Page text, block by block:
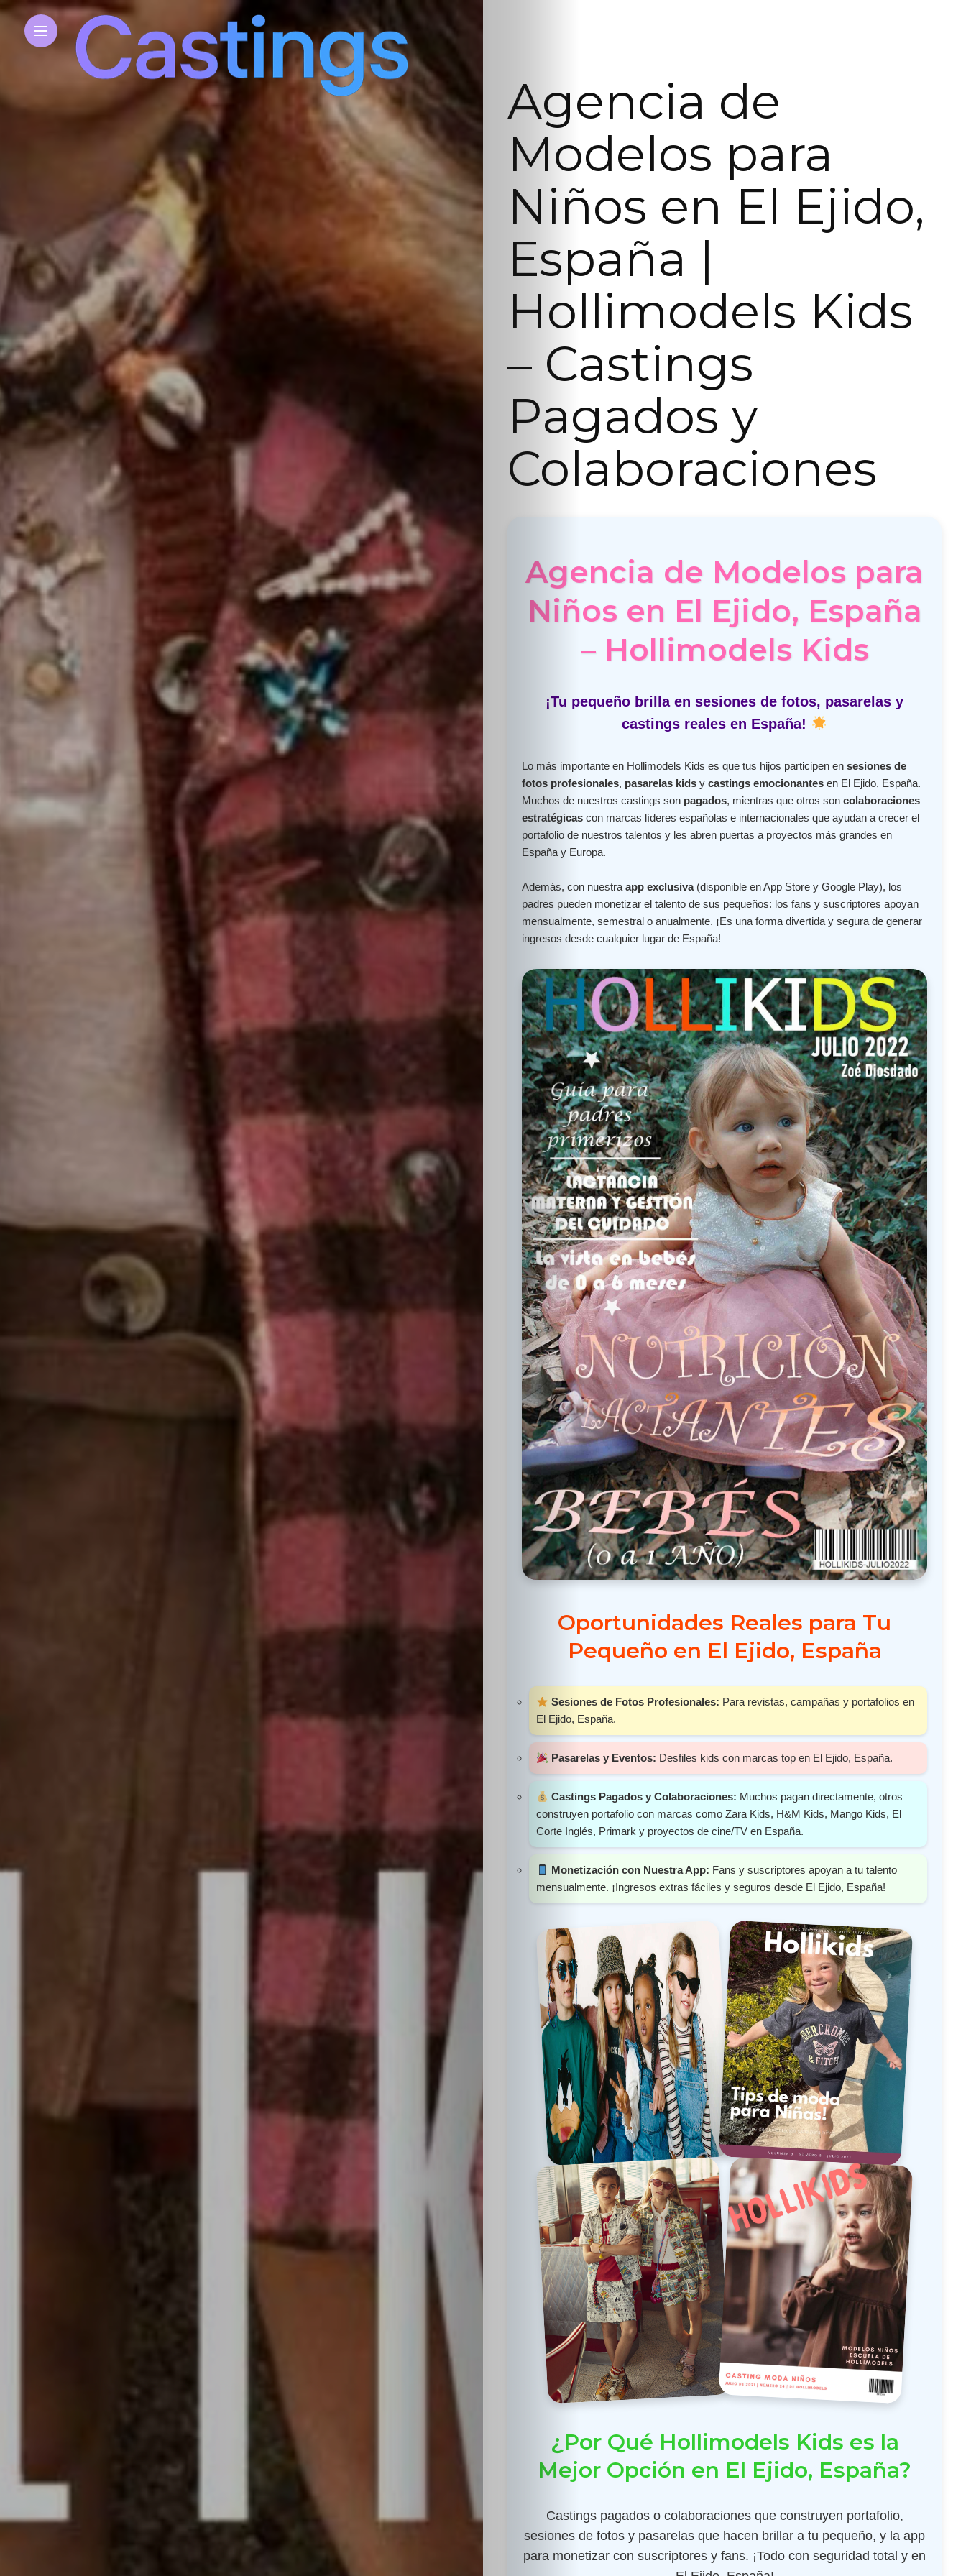
Inicio
Casting
Bershka
Casting
SHEIN
Sabritas
HolliKids
Contacto
Agencia de
Modelos para
Niños en El Ejido,
España |
Hollimodels Kids
– Castings
Pagados y
Colaboraciones
Agencia de Modelos para
Niños en El Ejido, España
– Hollimodels Kids
¡Tu pequeño brilla en sesiones de fotos, pasarelas y
castings reales en España!
Lo más importante en Hollimodels Kids es que tus hijos participen en sesiones de
fotos profesionales, pasarelas kidsy castings emocionantesen El Ejido, España.
Muchos de nuestros castings son pagados, mientras que otros son colaboraciones
estratégicascon marcas líderes españolas e internacionales que ayudan a crecer el
portafolio de nuestros talentos y les abren puertas a proyectos más grandes en
España y Europa.
Además, con nuestra app exclusiva(disponible en App Store y Google Play), los
padres pueden monetizar el talento de sus pequeños: los fans y suscriptores apoyan
mensualmente, semestral o anualmente. ¡Es una forma divertida y segura de generar
ingresos desde cualquier lugar de España!
Oportunidades Reales para Tu
Pequeño en El Ejido, España
Sesiones de Fotos Profesionales: Para revistas, campañas y portafolios en
El Ejido, España.
Pasarelas y Eventos: Desfiles kids con marcas top en El Ejido, España.
Castings Pagados y Colaboraciones: Muchos pagan directamente, otros
construyen portafolio con marcas como Zara Kids, H&M Kids, Mango Kids, El
Corte Inglés, Primark y proyectos de cine/TV en España.
Monetización con Nuestra App: Fans y suscriptores apoyan a tu talento
mensualmente. ¡Ingresos extras fáciles y seguros desde El Ejido, España!
¿Por Qué Hollimodels Kids es la
Mejor Opción en El Ejido, España?
Castings pagados o colaboraciones que construyen portafolio,
sesiones de fotos y pasarelas que hacen brillar a tu pequeño, y la app
para monetizar con suscriptores y fans. ¡Todo con seguridad total y en